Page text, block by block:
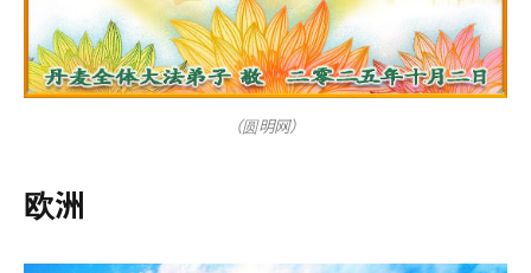
（圆明网）
欧洲